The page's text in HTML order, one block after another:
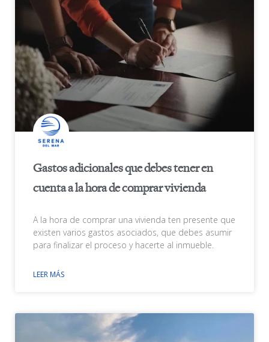
Gastos adicionales que debes tener en
cuenta a la hora de comprar vivienda
A la hora de comprar una vivienda ten presente que
existen varios gastos asociados, que debes asumir
para finalizar el proceso y hacerte al inmueble.
LEER MÁS